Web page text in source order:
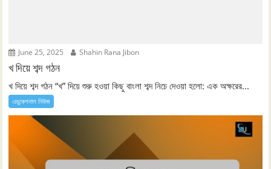
June 25, 2025 Shahin Rana Jibon
খ দিয়ে শব্দ গঠন
খ দিয়ে শব্দ গঠন “খ” দিয়ে শুরু হওয়া কিছু বাংলা শব্দ নিচে দেওয়া হলো: এক অক্ষরের...
এডুকেশনাল নিউজ